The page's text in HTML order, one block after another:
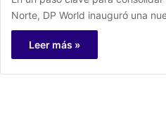
Norte, DP World inauguró una
Leer más »